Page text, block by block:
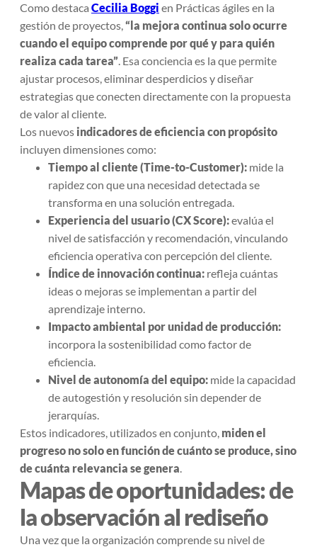
Como destaca Cecilia Boggi en Prácticas ágiles en la
gestión de proyectos,“la mejora continua solo ocurre
cuando el equipo comprende por qué y para quién
realiza cada tarea”. Esa conciencia es la que permite
ajustar procesos, eliminar desperdicios y diseñar
estrategias que conecten directamente con la propuesta
de valor al cliente.
Los nuevos indicadores de eficiencia con propósito
incluyen dimensiones como:
Tiempo al cliente (Time-to-Customer): mide la
rapidez con que una necesidad detectada se
transforma en una solución entregada.
Experiencia del usuario (CX Score):evalúa el
nivel de satisfacción y recomendación, vinculando
eficiencia operativa con percepción del cliente.
Índice de innovación continua: refleja cuántas
ideas o mejoras se implementan a partir del
aprendizaje interno.
Impacto ambiental por unidad de producción:
incorpora la sostenibilidad como factor de
eficiencia.
Nivel de autonomía del equipo: mide la capacidad
de autogestión y resolución sin depender de
jerarquías.
Estos indicadores, utilizados en conjunto, miden el
progreso no solo en función de cuánto se produce, sino
de cuánta relevancia se genera.
Mapas de oportunidades: de
la observación al rediseño
Una vez que la organización comprende su nivel de